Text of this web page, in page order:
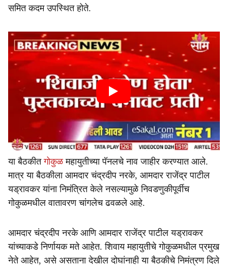
समित कदम उपस्थित होते.
या बैठकीतगोकुळ महायुतीच्या पॅनलचे नाव जाहीर करण्यात आले.
मात्र या बैठकीला आमदार चंद्रदीप नरके, आमदार राजेंद्र पाटील
यड्रावकर यांना निमंत्रित केले नसल्यामुळे निवडणुकीपूर्वीच
गोकुळमधील वातावरण चांगलेच ढवळले आहे.
आमदार चंद्रदीप नरके आणि आमदार राजेंद्र पाटील यड्रावकर
यांच्याकडे निर्णायक मते आहेत. शिवाय महायुतीचे गोकुळमधील प्रमुख
नेते आहेत, असे असताना देखील दोघांनाही या बैठकीचे निमंत्रण दिले